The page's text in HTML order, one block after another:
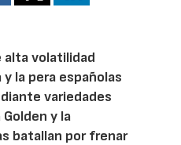
alta volatilidad
la pera españolas
variedades
y la
batallan por frenar